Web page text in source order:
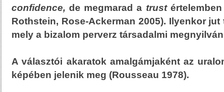
confidence, de megmarad a trustértelemben
Rothstein, Rose-Ackerman 2005). Ilyenkor
mely a bizalom perverz társadalmi
A választói akaratok amalgámjaként az
képében jelenik meg (Rousseau 1978).